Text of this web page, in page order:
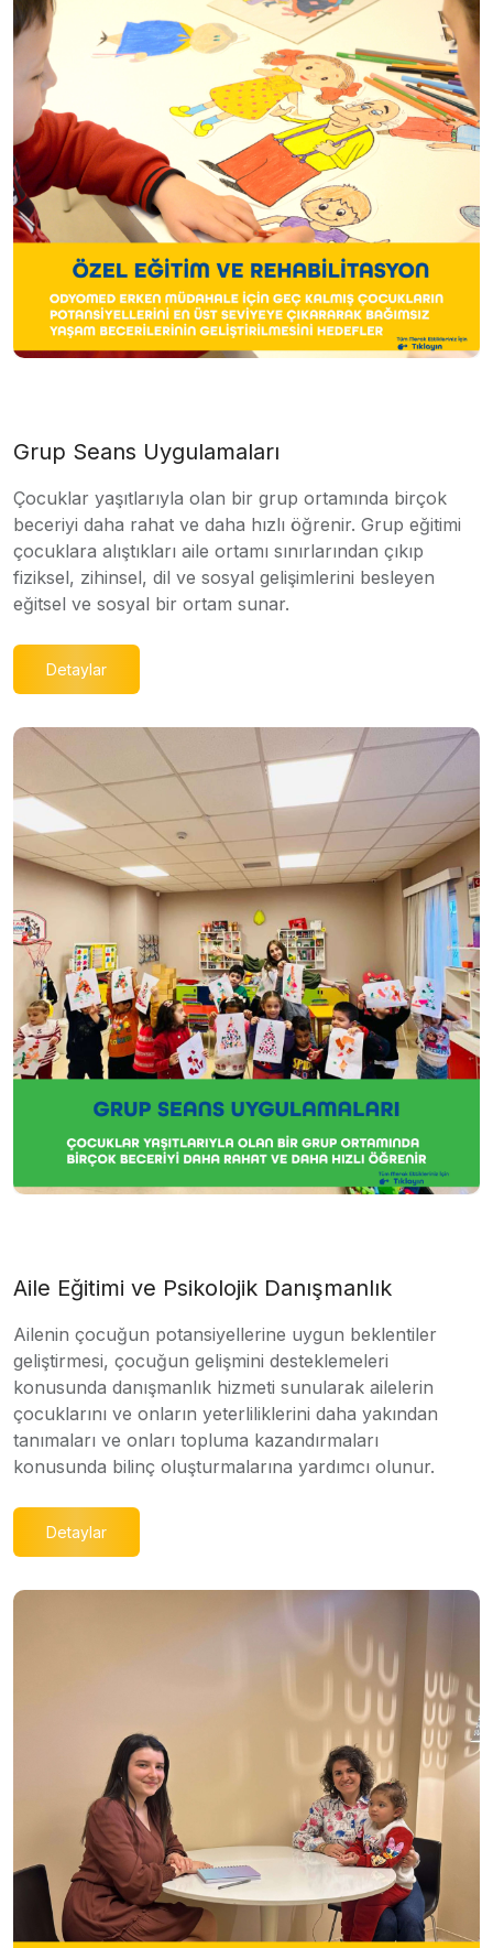
Grup Seans Uygulamaları
Çocuklar yaşıtlarıyla olan bir grup ortamında birçok
beceriyi daha rahat ve daha hızlı öğrenir. Grup eğitimi
çocuklara alıştıkları aile ortamı sınırlarından çıkıp
fiziksel, zihinsel, dil ve sosyal gelişimlerini besleyen
eğitsel ve sosyal bir ortam sunar.
Detaylar
Aile Eğitimi ve Psikolojik Danışmanlık
Ailenin çocuğun potansiyellerine uygun beklentiler
geliştirmesi, çocuğun gelişmini desteklemeleri
konusunda danışmanlık hizmeti sunularak ailelerin
çocuklarını ve onların yeterliliklerini daha yakından
tanımaları ve onları topluma kazandırmaları
konusunda bilinç oluşturmalarına yardımcı olunur.
Detaylar